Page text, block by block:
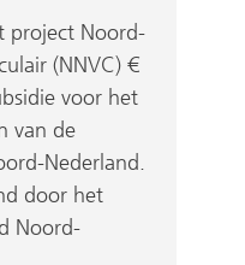
project Noord-
(NNVC) €
voor het
van de
Nederland.
door het
Noord-